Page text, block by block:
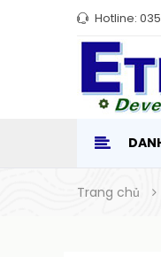
Hotline:
Trang chủ